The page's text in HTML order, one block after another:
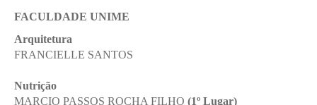
FACULDADE UNIME
Arquitetura
FRANCIELLE SANTOS
Nutrição
MARCIO PASSOS ROCHA FILHO (1º Lugar)